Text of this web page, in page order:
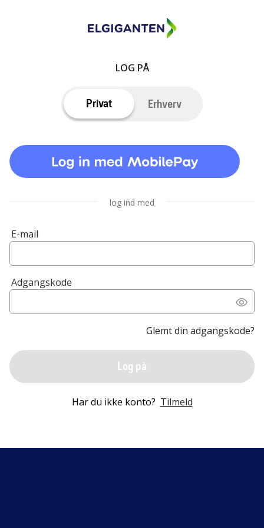
LOG PÅ
Privat Erhverv
log ind med
E-mail
Adgangskode
Glemt din adgangskode?
Log på
Har du ikke konto? Tilmeld